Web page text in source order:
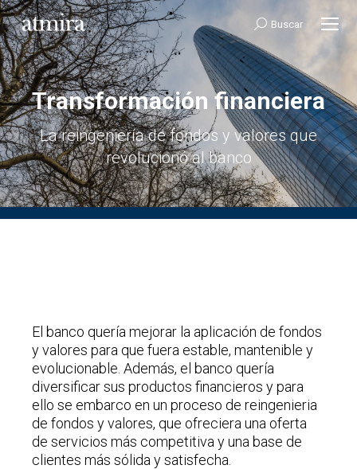
Buscar:
Buscar
Transformación financiera
La reingeniería de fondos y valores que
revolucionó al banco
Estás aquí:
El banco quería mejorar la aplicación de fondos
y valores para que fuera estable, mantenible y
evolucionable. Además, el banco quería
diversificar sus productos financieros y para
ello se embarco en un proceso de reingenieria
de fondos y valores, que ofreciera una oferta
de servicios más competitiva y una base de
clientes más sólida y satisfecha.